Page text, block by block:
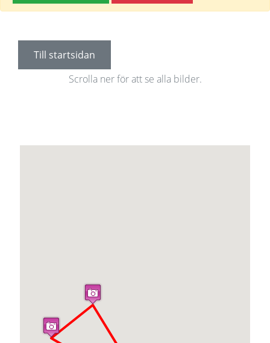
Till startsidan
Scrolla ner för att se alla bilder.